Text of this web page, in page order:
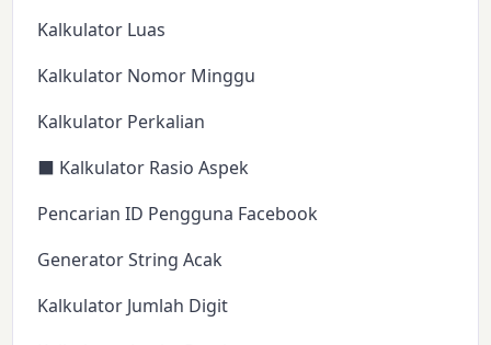
Kalkulator Luas
Kalkulator Nomor Minggu
Kalkulator Perkalian
⬛ Kalkulator Rasio Aspek
Pencarian ID Pengguna Facebook
Generator String Acak
Kalkulator Jumlah Digit